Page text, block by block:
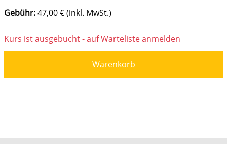
Gebühr:47,00 € (inkl. MwSt.)
Kurs ist ausgebucht - auf Warteliste anmelden
Warenkorb